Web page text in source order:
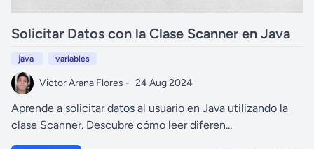
Solicitar Datos con la Clase Scanner en Java
java variables
Victor Arana Flores - 24 Aug 2024
Aprende a solicitar datos al usuario en Java utilizando la
clase Scanner. Descubre cómo leer diferen...